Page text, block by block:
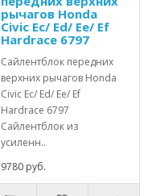
рычагов Honda
Civic Ec/ Ed/ Ee/ Ef
Hardrace 6797
Сайлентблок передних
верхних рычагов Honda
Civic Ec/ Ed/ Ee/ Ef
Hardrace 6797
Сайлентблок из
усиленн..
9780 руб.